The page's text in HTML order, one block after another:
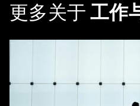
更多关于 工作